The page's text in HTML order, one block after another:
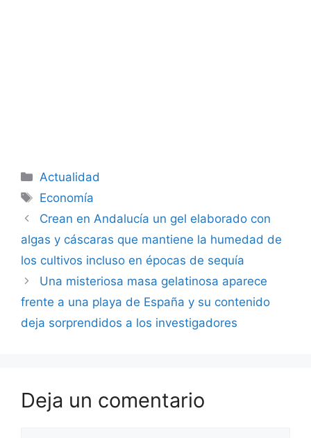
Categorías
Actualidad
Etiquetas
Economía
Crean en Andalucía un gel elaborado con
algas y cáscaras que mantiene la humedad de
los cultivos incluso en épocas de sequía
Una misteriosa masa gelatinosa aparece
frente a una playa de España y su contenido
deja sorprendidos a los investigadores
Deja un comentario